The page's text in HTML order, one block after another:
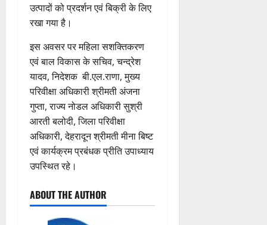
उत्पादों को प्रदर्शन एवं बिक्री के लिए
रखा गया है।
इस अवसर पर महिला सशक्तिकरण
एवं बाल विकास के सचिव, चन्द्रेश
यादव, निदेशक बी.एल.राणा, मुख्य
परिवीक्षा अधिकारी श्रीमती अंजना
गुप्ता, राज्य नोडल अधिकारी सुश्री
आरती बलोदी, जिला परिवीक्षा
अधिकारी, देहरादून श्रीमती मीना बिष्ट
एवं कार्यक्रम प्रबंधक प्रीति उपाध्याय
उपस्थित रहे।
ABOUT THE AUTHOR